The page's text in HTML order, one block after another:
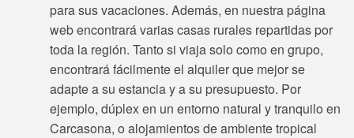
para sus vacaciones. Además, en nuestra página
web encontrará varias casas rurales repartidas por
toda la región. Tanto si viaja solo como en grupo,
encontrará fácilmente el alquiler que mejor se
adapte a su estancia y a su presupuesto. Por
ejemplo, dúplex en un entorno natural y tranquilo en
Carcasona, o alojamientos de ambiente tropical